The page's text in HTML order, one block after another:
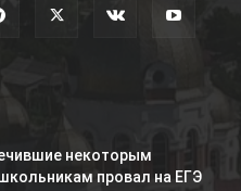
некоторым
провал на ЕГЭ